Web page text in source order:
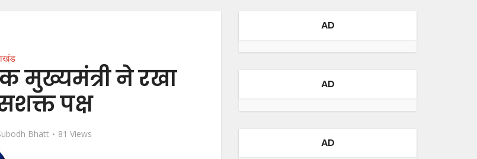
मुख्यमंत्री ने रखा
पक्ष
Bhatt 81 Views
AD
AD
AD